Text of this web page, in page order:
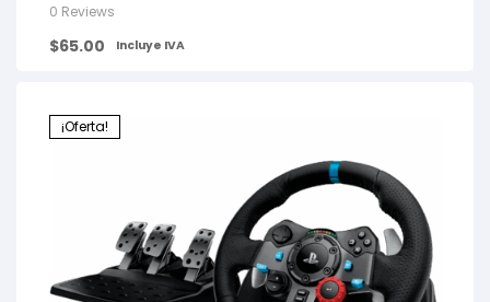
0 Reviews
$65.00 Incluye IVA
¡Oferta!